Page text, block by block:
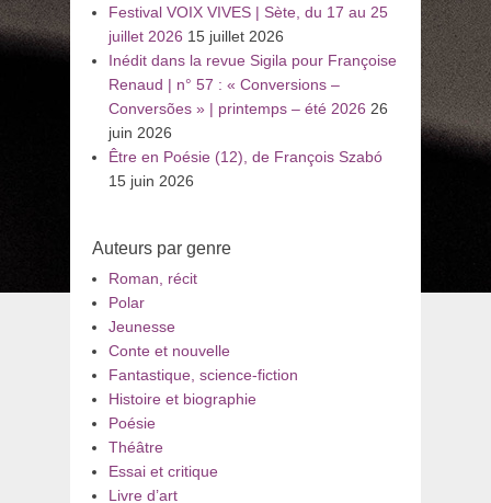
Festival VOIX VIVES | Sète, du 17 au 25
juillet 2026 15 juillet 2026
Inédit dans la revue Sigila pour Françoise
Renaud | n° 57 : « Conversions –
Conversões » | printemps – été 2026 26
juin 2026
Être en Poésie (12), de François Szabó
15 juin 2026
Auteurs par genre
Roman, récit
Polar
Jeunesse
Conte et nouvelle
Fantastique, science-fiction
Histoire et biographie
Poésie
Théâtre
Essai et critique
Livre d’art